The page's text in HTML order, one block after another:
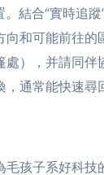
結合“實時追蹤
和可能前往的
處），并請同伴
通常能快速尋
毛孩子系好科技